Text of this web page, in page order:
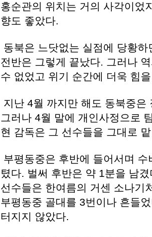
홍순관의 위치는 거의 사각이었
향도 좋았다.
동북은 느닷없는 실점에 당황
전반은 그렇게 끝났다. 그러나
수 없었고 위기 순간에 더욱 힘
지난 4월 까지만 해도 동북중은
그러나 4월 말에 개인사정으로
현 감독은 그 선수들을 그대로
부평동중은 후반에 들어서며
텼다. 벌써 후반은 약 1분을 남
선수들은 한여름의 거센 소나기
부평동중 골대를 3번이나 흔들
터지지 않았다.